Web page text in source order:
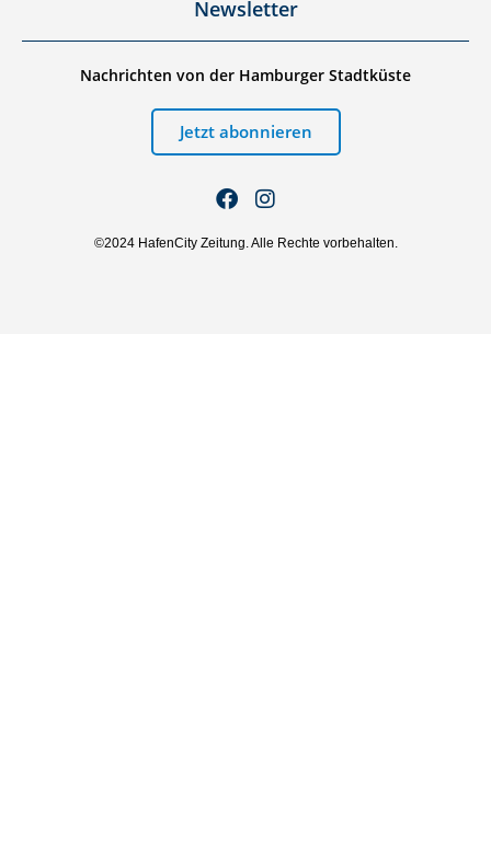
Newsletter
Nachrichten von der Hamburger Stadtküste
Jetzt abonnieren
©2024 HafenCity Zeitung. Alle Rechte vorbehalten.